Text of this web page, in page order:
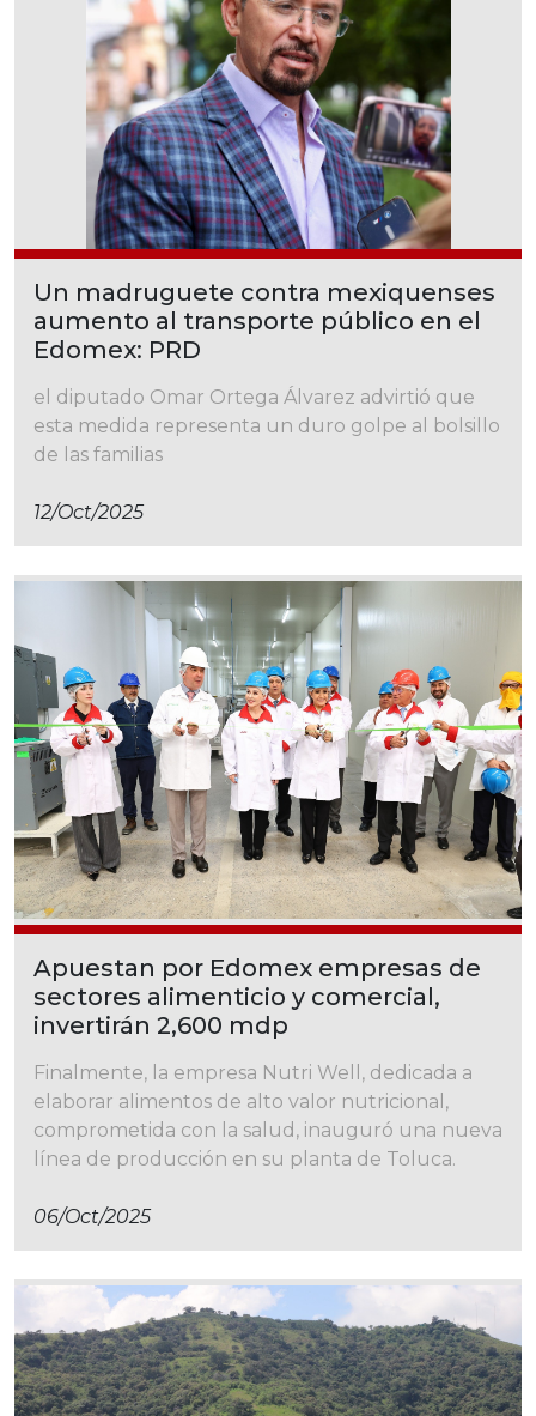
Un madruguete contra mexiquenses
aumento al transporte público en el
Edomex: PRD
el diputado Omar Ortega Álvarez advirtió que
esta medida representa un duro golpe al bolsillo
de las familias
12/oct/2025
Apuestan por Edomex empresas de
sectores alimenticio y comercial,
invertirán 2,600 mdp
Finalmente, la empresa Nutri Well, dedicada a
elaborar alimentos de alto valor nutricional,
comprometida con la salud, inauguró una nueva
línea de producción en su planta de Toluca.
06/oct/2025